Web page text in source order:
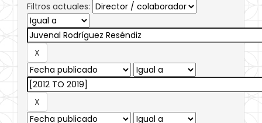
Filtros actuales: